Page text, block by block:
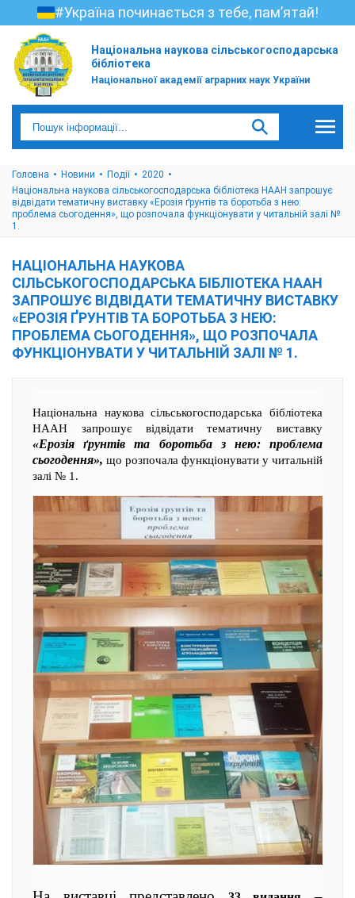
#Україна починається з тебе, пам’ятай!
Національна наукова сільськогосподарська
бібліотека
Національної академії аграрних наук України
Головна Новини Події
2020
Національна наукова сільськогосподарська бібліотека НААН запрошує
відвідати тематичну виставку «Ерозія ґрунтів та боротьба з нею:
проблема сьогодення», що розпочала функціонувати у читальній залі №
1.
НАЦІОНАЛЬНА НАУКОВА
СІЛЬСЬКОГОСПОДАРСЬКА БІБЛІОТЕКА НААН
ЗАПРОШУЄ ВІДВІДАТИ ТЕМАТИЧНУ ВИСТАВКУ
«ЕРОЗІЯ ҐРУНТІВ ТА БОРОТЬБА З НЕЮ:
ПРОБЛЕМА СЬОГОДЕННЯ», ЩО РОЗПОЧАЛА
ФУНКЦІОНУВАТИ У ЧИТАЛЬНІЙ ЗАЛІ № 1.
Національна наукова сільськогосподарська бібліотека
НААН запрошує відвідати тематичну виставку
«Ерозія ґрунтів та боротьба з нею: проблема
сьогодення», що розпочала функціонувати у читальній
залі № 1.